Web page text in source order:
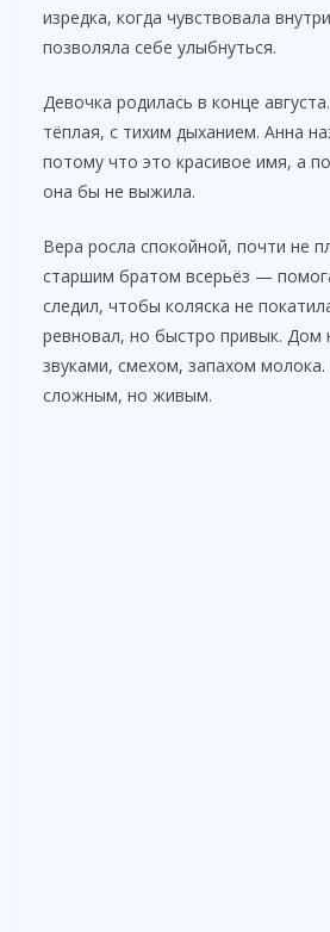
изредка, когда чувствовала
позволяла себе улыбнуться.
Девочка родилась в конце
тёплая, с тихим дыханием. Анна
потому что это красивое имя, а
она бы не выжила.
Вера росла спокойной, почти не
старшим братом всерьёз —
следил, чтобы коляска не
ревновал, но быстро привык. Дом
звуками, смехом, запахом
сложным, но живым.